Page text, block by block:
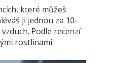
které můžeš
ji jednou za 10-
Podle recenzí
rostlinami.